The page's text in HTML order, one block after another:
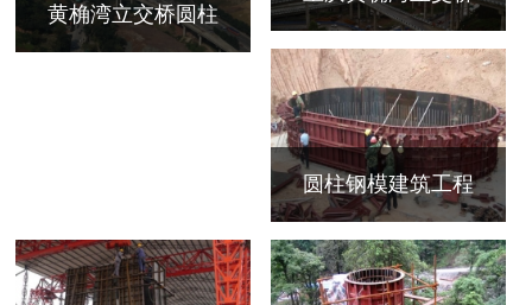
黄桷湾立交桥圆柱
圆柱钢模建筑工程